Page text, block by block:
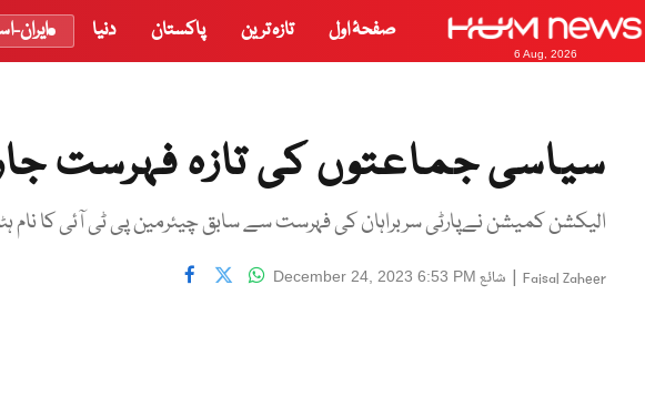
6 Aug, 2026
صفحۂ اول تازہ ترین پاکستان دنیا
سیاسی جماعتوں کی تازہ فہرست
الیکشن کمیشن نےپارٹی سربراہان کی فہرست سے سابق چیئرمین پی ٹی آئی کا نام
Faisal Zaheer
| شائع December 24, 2023 6:53 PM